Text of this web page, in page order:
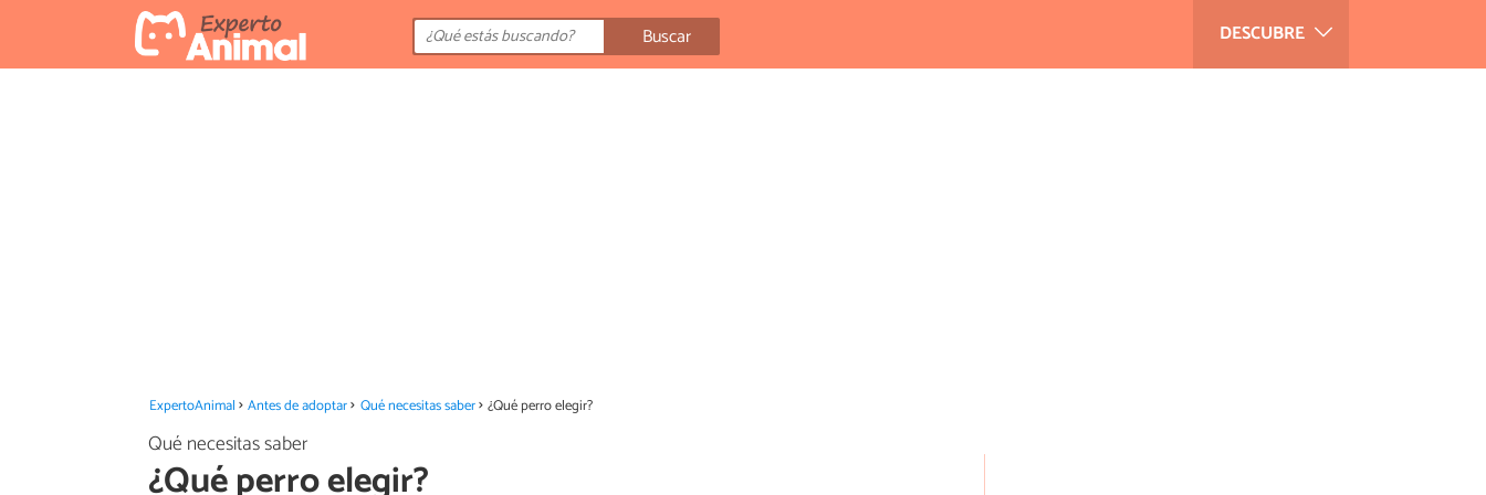
DESCUBRE
Buscar
ExpertoAnimal Antes de adoptar Qué necesitas saber ¿Qué perro elegir?
Qué necesitas saber
¿Qué perro elegir?